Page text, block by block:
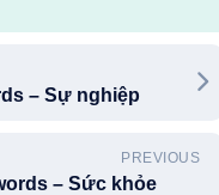
– Sự nghiệp
PREVIOUS
– Sức khỏe